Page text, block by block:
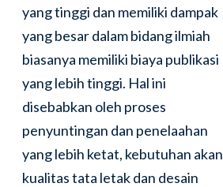
yang tinggi dan memiliki dampak
yang besar dalam bidang ilmiah
biasanya memiliki biaya publikasi
yang lebih tinggi. Hal ini
disebabkan oleh proses
penyuntingan dan penelaahan
yang lebih ketat, kebutuhan akan
kualitas tata letak dan desain